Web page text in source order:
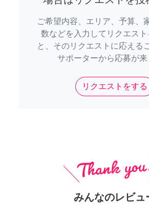
ご希望内容、エリア、予算、
数などを入力してリクエスト
と、そのリクエストに応える
サポーターから応募が来
リクエストをする
みんなのレビュ